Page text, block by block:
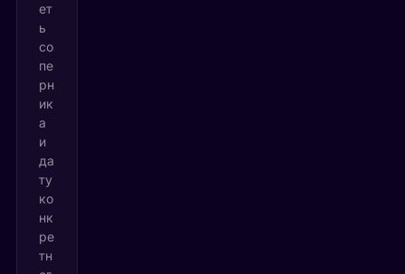
ет
ь
со
пе
рн
ик
а
и
да
ту
ко
нк
ре
тн